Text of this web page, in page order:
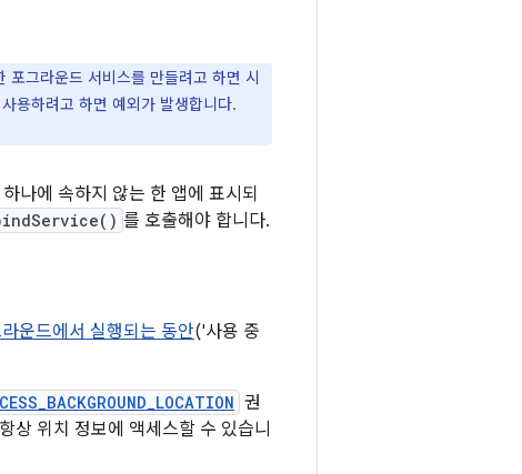
그라운드 서비스를 만들려고 하면 시
용하려고 하면 예외가 발생합니다.
하나에 속하지 않는 한 앱에 표시되
를 호출해야 합니다.
운드에서 실행되는 동안('사용 중
권
상 위치 정보에 액세스할 수 있습니